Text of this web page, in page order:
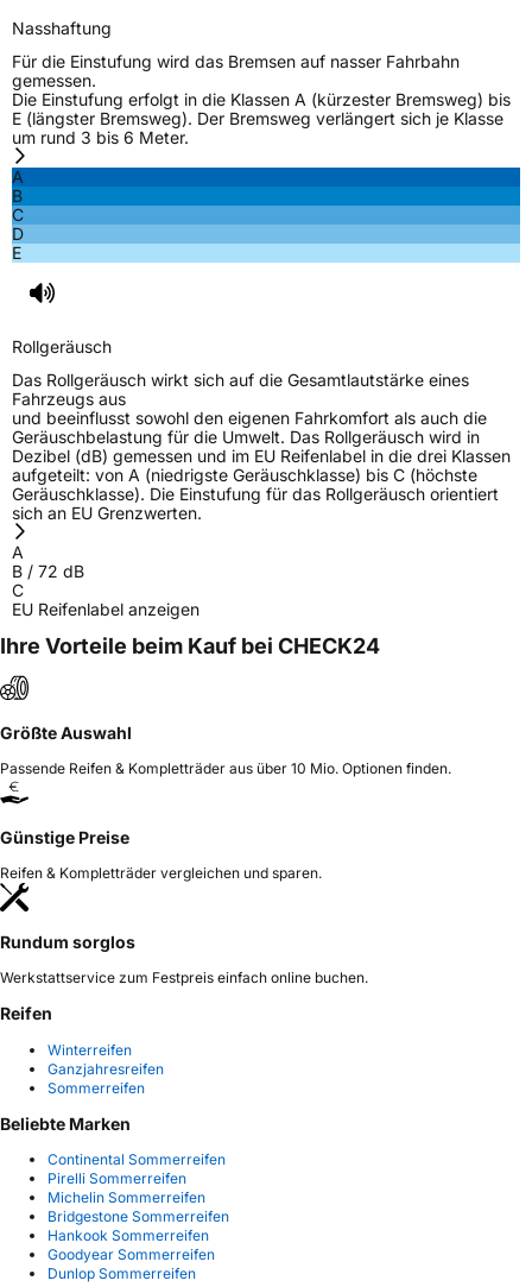
EU Label
EffizienzC
Nasshaftung
3PMSF / Schneeflockensymbol / Alpine-Symbol Nein
EPREL ID1861618
Allgemeine Produktsicherheit (GPSR)
HerstellerkontaktZhongce Europe GmbH, Hollerithallee 17
Nasshaftung
Für die Einstufung wird das Bremsen auf nasser Fahrbahn
gemessen.
Die Einstufung erfolgt in die Klassen A (kürzester Bremsweg) bis
E (längster Bremsweg). Der Bremsweg verlängert sich je Klasse
um rund 3 bis 6 Meter.
A
B
C
D
E
Rollgeräusch
Das Rollgeräusch wirkt sich auf die Gesamtlautstärke eines
Fahrzeugs aus
und beeinflusst sowohl den eigenen Fahrkomfort als auch die
Geräuschbelastung für die Umwelt. Das Rollgeräusch wird in
Dezibel (dB) gemessen und im EU Reifenlabel in die drei Klassen
aufgeteilt: von A (niedrigste Geräuschklasse) bis C (höchste
Geräuschklasse). Die Einstufung für das Rollgeräusch orientiert
sich an EU Grenzwerten.
A
B / 72 dB
C
EU Reifenlabel anzeigen
Ihre Vorteile beim Kauf bei CHECK24
Größte Auswahl
Passende Reifen & Kompletträder aus über 10 Mio. Optionen finden.
Günstige Preise
Reifen & Kompletträder vergleichen und sparen.
Rundum sorglos
Werkstattservice zum Festpreis einfach online buchen.
Reifen
Winterreifen
Ganzjahresreifen
Sommerreifen
Beliebte Marken
Continental Sommerreifen
Pirelli Sommerreifen
Michelin Sommerreifen
Bridgestone Sommerreifen
Hankook Sommerreifen
Goodyear Sommerreifen
Dunlop Sommerreifen